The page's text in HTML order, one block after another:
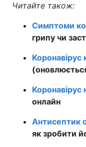
Читайте також:
Симптоми
грипу чи
Коронавірус
Коронавірус
онлайн
Антисептик
як зробити